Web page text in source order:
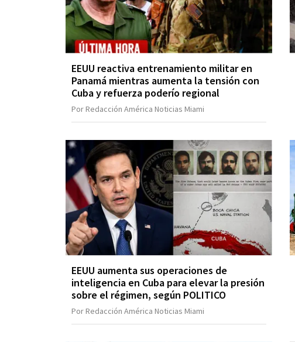
EEUU reactiva entrenamiento militar en
Panamá mientras aumenta la tensión con
Cuba y refuerza poderío regional
Por Redacción América Noticias Miami
EEUU aumenta sus operaciones de
inteligencia en Cuba para elevar la presión
sobre el régimen, según POLITICO
Por Redacción América Noticias Miami